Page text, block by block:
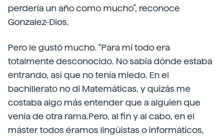
perdería un año como mucho”, reconoce
Gonzalez-Dios.
Pero le gustó mucho. “Para mí todo era
totalmente desconocido. No sabía dónde estaba
entrando, así que no tenía miedo. En el
bachillerato no di Matemáticas, y quizás me
costaba algo más entender que a alguien que
venía de otra rama.Pero, al fin y al cabo, en el
máster todos éramos lingüistas o informáticos,